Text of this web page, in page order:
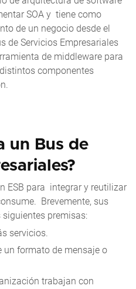
SOA y tiene como
de un negocio desde el
de Servicios Empresariales
de middleware para
componentes
un Bus de
ESB para integrar y reutilizar
Brevemente, sus
premisas:
servicios.
un formato de mensaje o
trabajan con